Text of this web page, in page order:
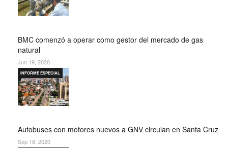
BMC comenzó a operar como gestor del mercado de gas
natural
Jun 19, 2020
Autobuses con motores nuevos a GNV circulan en Santa Cruz
INFORME ESPECIAL
Sep 18, 2020